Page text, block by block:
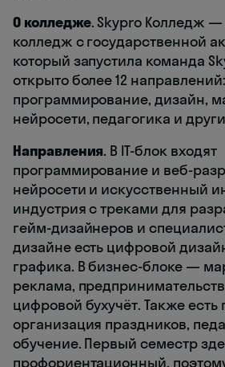
О колледже. Skypro Колледж —
колледж с государственной
который запустила команда
открыто более 12 направлений:
программирование, дизайн,
нейросети, педагогика и
Направления. В IT-блок входят
программирование и веб-
нейросети и искусственный
индустрия с треками для
гейм-дизайнеров и
дизайне есть цифровой
графика. В бизнес-блоке —
реклама,
цифровой бухучёт. Также есть
организация праздников,
обучение. Первый семестр
профориентационный,